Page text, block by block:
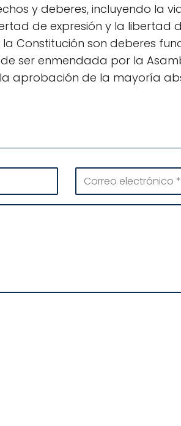
y deberes, incluyendo la
de expresión y la libertad
Constitución son deberes
ser enmendada por la
aprobación de la mayoría